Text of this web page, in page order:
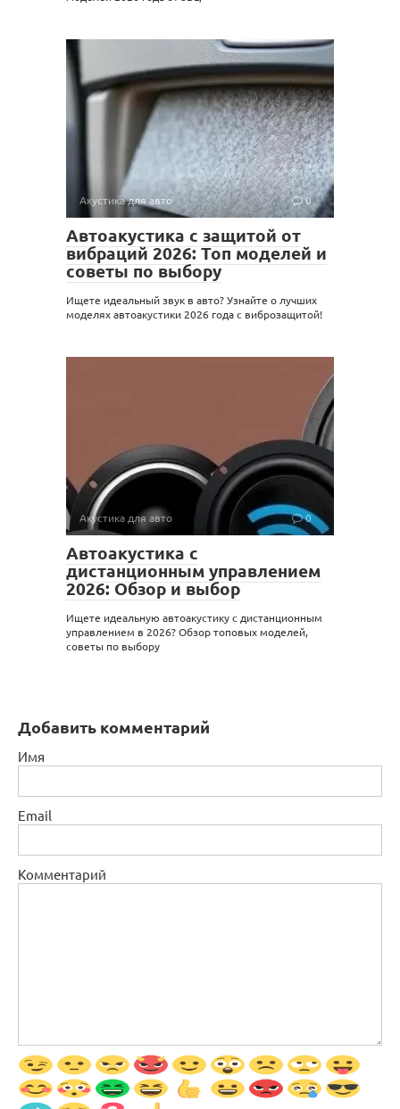
Акустика для авто 0
Автоакустика с защитой от
вибраций 2026: Топ моделей и
советы по выбору
Ищете идеальный звук в авто? Узнайте о лучших
моделях автоакустики 2026 года с виброзащитой!
Акустика для авто 0
Автоакустика с
дистанционным управлением
2026: Обзор и выбор
Ищете идеальную автоакустику с дистанционным
управлением в 2026? Обзор топовых моделей,
советы по выбору
Добавить комментарий
Имя
Email
Комментарий